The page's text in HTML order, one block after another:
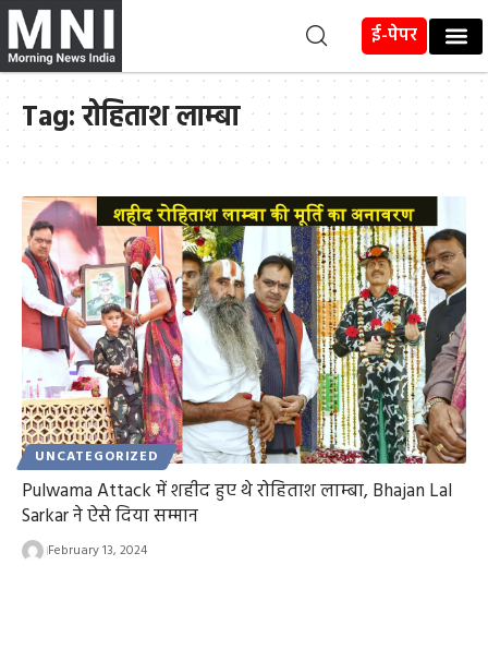
ई-पेपर
Tag:रोहिताश लाम्बा
UNCATEGORIZED
Pulwama Attack में शहीद हुए थे रोहिताश लाम्बा, Bhajan Lal
Sarkar ने ऐसे दिया सम्मान
February 13, 2024